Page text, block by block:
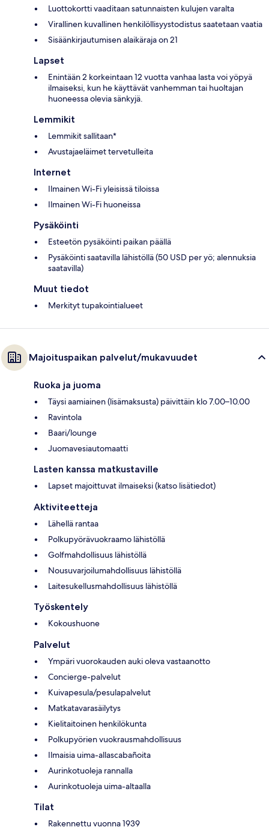
Luottokortti vaaditaan satunnaisten kulujen varalta
Virallinen kuvallinen henkilöllisyystodistus saatetaan vaatia
Sisäänkirjautumisen alaikäraja on 21
Lapset
Enintään 2 korkeintaan 12 vuotta vanhaa lasta voi yöpyä
ilmaiseksi, kun he käyttävät vanhemman tai huoltajan
huoneessa olevia sänkyjä.
Lemmikit
Lemmikit sallitaan*
Avustajaeläimet tervetulleita
Internet
Ilmainen Wi-Fi yleisissä tiloissa
Ilmainen Wi-Fi huoneissa
Pysäköinti
Esteetön pysäköinti paikan päällä
Pysäköinti saatavilla lähistöllä (50 USD per yö; alennuksia
saatavilla)
Muut tiedot
Merkityt tupakointialueet
Majoituspaikan palvelut/mukavuudet
Ruoka ja juoma
Täysi aamiainen (lisämaksusta) päivittäin klo 7.00–10.00
Ravintola
Baari/lounge
Juomavesiautomaatti
Lasten kanssa matkustaville
Lapset majoittuvat ilmaiseksi (katso lisätiedot)
Aktiviteetteja
Lähellä rantaa
Polkupyörävuokraamo lähistöllä
Golfmahdollisuus lähistöllä
Nousuvarjoilumahdollisuus lähistöllä
Laitesukellusmahdollisuus lähistöllä
Työskentely
Kokoushuone
Palvelut
Ympäri vuorokauden auki oleva vastaanotto
Concierge-palvelut
Kuivapesula/pesulapalvelut
Matkatavarasäilytys
Kielitaitoinen henkilökunta
Polkupyörien vuokrausmahdollisuus
Ilmaisia uima-allascabañoita
Aurinkotuoleja rannalla
Aurinkotuoleja uima-altaalla
Tilat
Rakennettu vuonna 1939